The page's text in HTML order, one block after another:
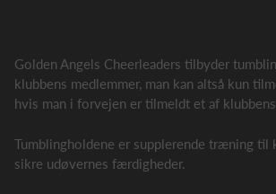
Golden Angels Cheerleaders tilbyder
klubbens medlemmer, man kan altså kun
hvis man i forvejen er tilmeldt et af
Tumblingholdene er supplerende træning til
sikre udøvernes færdigheder.